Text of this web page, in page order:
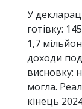
У
готівку:
1,7
доходи
висновку:
могла.
кінець